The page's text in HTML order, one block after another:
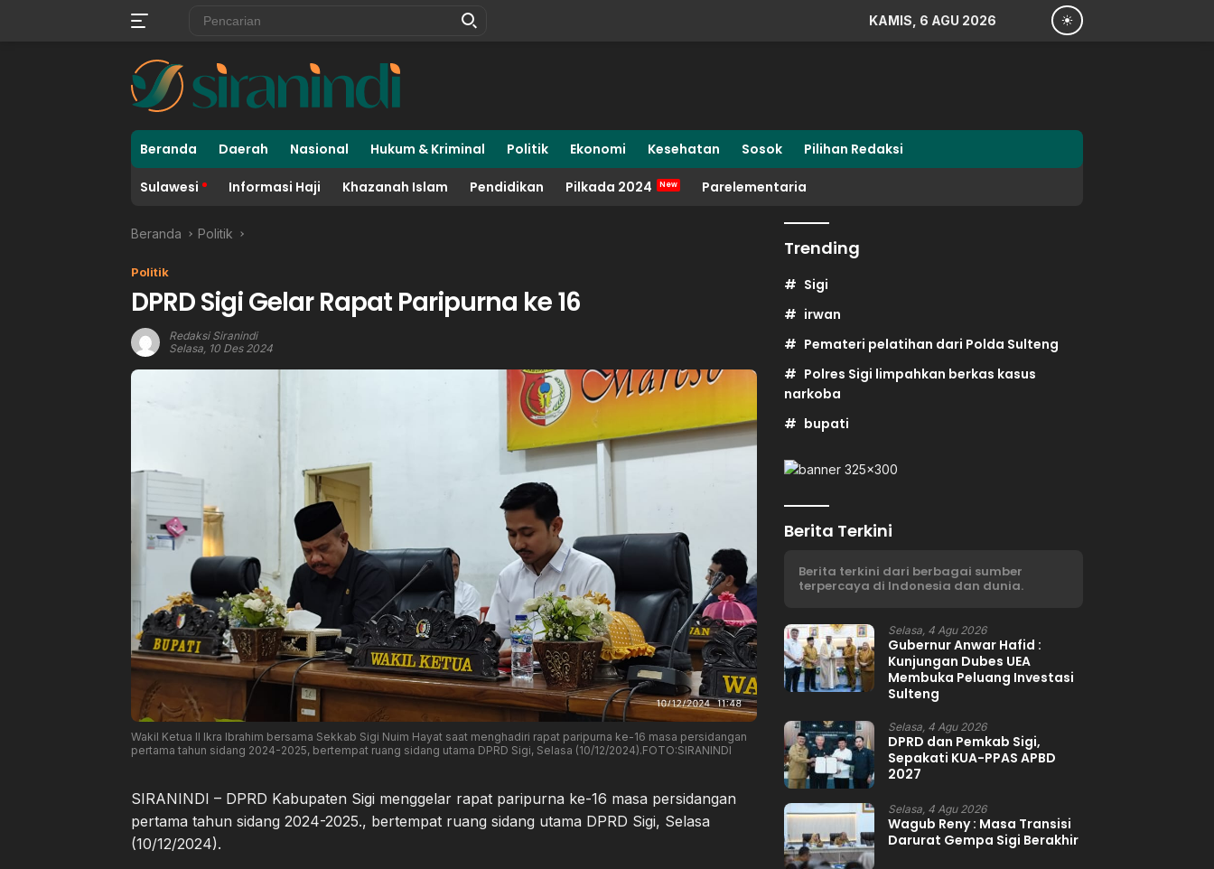
KAMIS, 6 AGU 2026
Beranda Daerah Nasional Hukum & Kriminal Politik Ekonomi Kesehatan Sosok Pilihan Redaksi
Sulawesi Informasi Haji Khazanah Islam Pendidikan Pilkada 2024 Parelementaria
Beranda Politik
Politik
DPRD Sigi Gelar Rapat Paripurna ke 16
Redaksi Siranindi
Selasa, 10 Des 2024
Wakil Ketua II Ikra Ibrahim bersama Sekkab Sigi Nuim Hayat saat menghadiri rapat paripurna ke-16 masa persidangan
pertama tahun sidang 2024-2025, bertempat ruang sidang utama DPRD Sigi, Selasa (10/12/2024).FOTO:SIRANINDI
SIRANINDI – DPRD Kabupaten Sigi menggelar rapat paripurna ke-16 masa persidangan
pertama tahun sidang 2024-2025., bertempat ruang sidang utama DPRD Sigi, Selasa
(10/12/2024).
Trending
Sigi
irwan
Pemateri pelatihan dari Polda Sulteng
Polres Sigi limpahkan berkas kasus
narkoba
bupati
Berita Terkini
Berita terkini dari berbagai sumber
terpercaya di Indonesia dan dunia.
Selasa, 4 Agu 2026
Gubernur Anwar Hafid :
Kunjungan Dubes UEA
Membuka Peluang Investasi
Sulteng
Selasa, 4 Agu 2026
DPRD dan Pemkab Sigi,
Sepakati KUA-PPAS APBD
2027
Selasa, 4 Agu 2026
Wagub Reny : Masa Transisi
Darurat Gempa Sigi Berakhir